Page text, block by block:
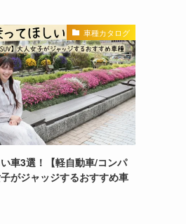
車種カタログ
車3選！【軽自動車/コンパ
がジャッジするおすすめ車